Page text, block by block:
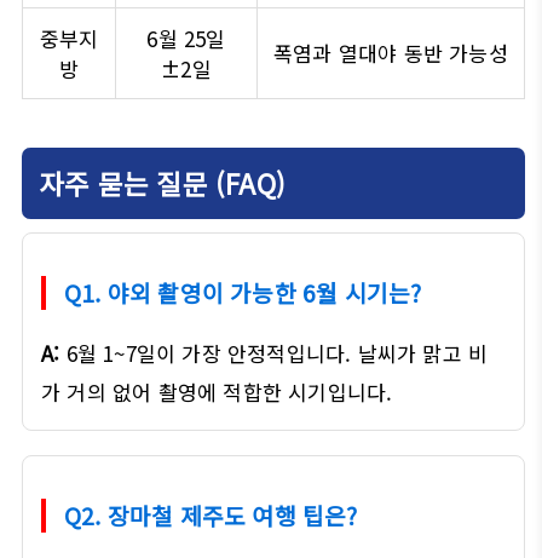
중부지
방
6월 25일
±2일
폭염과 열대야 동반 가능성
자주 묻는 질문 (FAQ)
Q1. 야외 촬영이 가능한 6월 시기는?
A: 6월 1~7일이 가장 안정적입니다. 날씨가 맑고 비
가 거의 없어 촬영에 적합한 시기입니다.
Q2. 장마철 제주도 여행 팁은?